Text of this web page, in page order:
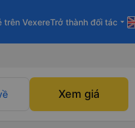
trên VexereTrở thành đối tác arrow_drop_down
Xem giá